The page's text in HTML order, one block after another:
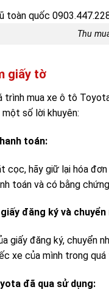
Thu
giấy tờ
trình mua xe ô tô
số lời khuyên:
toán:
cọc, hãy giữ lại hóa
toán và có bằng
đăng ký và
giấy đăng ký, chuyển
xe của mình trong quá
đã qua sử dụng: